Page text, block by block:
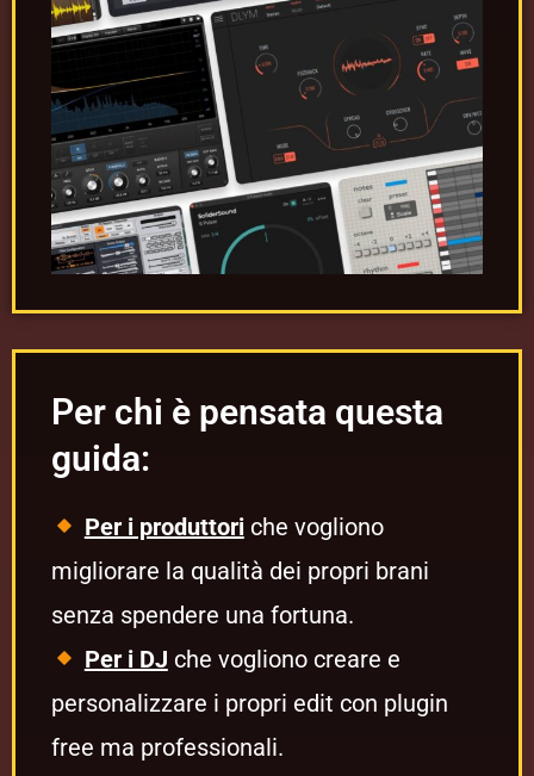
Per chi è pensata questa
guida:
Per i produttoriche vogliono
migliorare la qualità dei propri brani
senza spendere una fortuna.
Per i DJ che vogliono creare e
personalizzare i propri edit con plugin
free ma professionali.